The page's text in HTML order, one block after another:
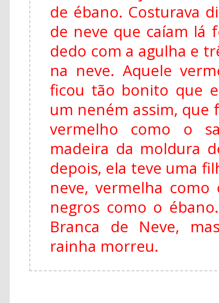
de ébano. Costurava
de neve que caíam lá
dedo com a agulha e
na neve. Aquele
ficou tão bonito que
um neném assim, que
vermelho como o
madeira da moldura
depois, ela teve uma
neve, vermelha
negros como o
Branca de Neve,
rainha morreu.